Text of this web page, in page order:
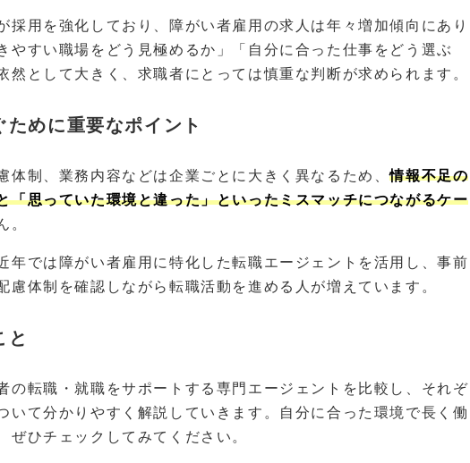
採用を強化しており、障がい者雇用の求人は年々増加傾向にあり
やすい職場をどう見極めるか」「自分に合った仕事をどう選ぶ
然として大きく、求職者にとっては慎重な判断が求められます。
ために重要なポイント
体制、業務内容などは企業ごとに大きく異なるため、情報不足の
「思っていた環境と違った」といったミスマッチにつながるケー
。
年では障がい者雇用に特化した転職エージェントを活用し、事前
慮体制を確認しながら転職活動を進める人が増えています。
と
の転職・就職をサポートする専門エージェントを比較し、それぞ
いて分かりやすく解説していきます。自分に合った環境で長く働
ぜひチェックしてみてください。